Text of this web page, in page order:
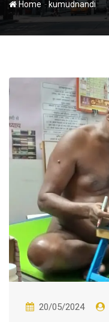
Home - kumudnandi
20/05/2024